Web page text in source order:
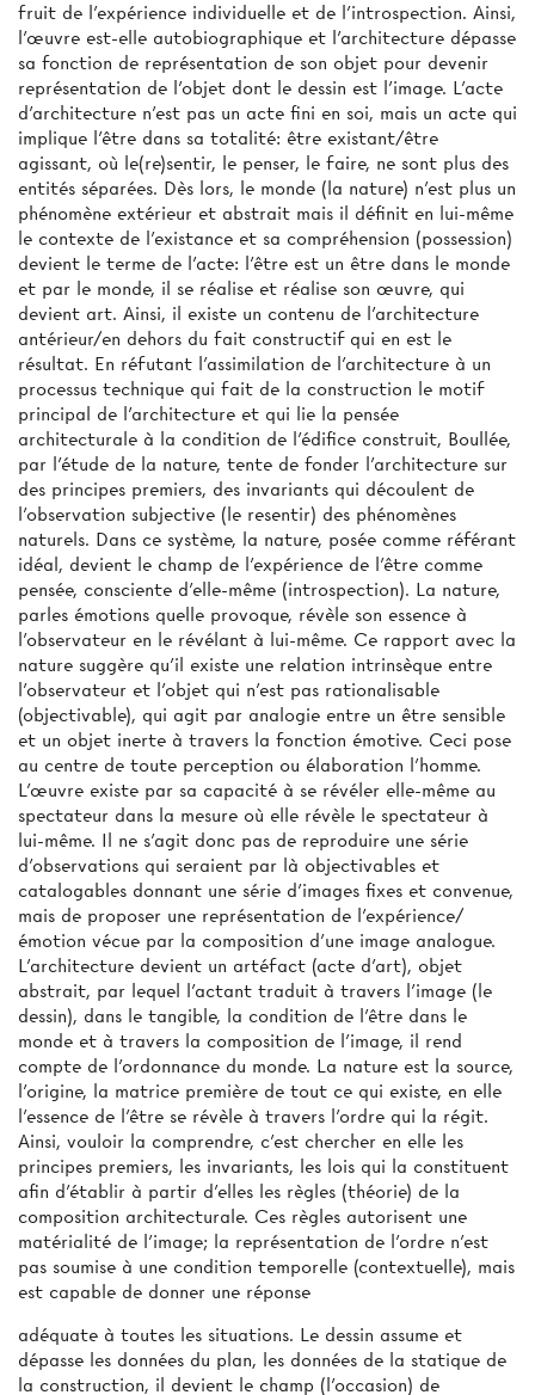
fruit de l'expérience individuelle et de l'introspection. Ainsi,
l'œuvre est-elle autobiographique et l'architecture dépasse
sa fonction de représentation de son objet pour devenir
représentation de l'objet dont le dessin est l'image. L'acte
d’architecture n'est pas un acte fini en soi, mais un acte qui
implique l'être dans sa totalité: être existant/être
agissant, où le(re)sentir, le penser, le faire, ne sont plus des
entités séparées. Dès lors, le monde (la nature) n'est plus un
phénomène extérieur et abstrait mais il définit en lui-même
le contexte de l'existance et sa compréhension (possession)
devient le terme de l'acte: l'être est un être dans le monde
et par le monde, il se réalise et réalise son œuvre, qui
devient art. Ainsi, il existe un contenu de l'architecture
antérieur/en dehors du fait constructif qui en est le
résultat. En réfutant l'assimilation de l'architecture à un
processus technique qui fait de la construction le motif
principal de l'architecture et qui lie la pensée
architecturale à la condition de l'édifice construit, Boullée,
par l'étude de la nature, tente de fonder l'architecture sur
des principes premiers, des invariants qui découlent de
l'observation subjective (le resentir) des phénomènes
naturels. Dans ce système, la nature, posée comme référant
idéal, devient le champ de l'expérience de l'être comme
pensée, consciente d'elle-même (introspection). La nature,
parles émotions quelle provoque, révèle son essence à
l'observateur en le révélant à lui-même. Ce rapport avec la
nature suggère qu'il existe une relation intrinsèque entre
l'observateur et l'objet qui n'est pas rationalisable
(objectivable), qui agit par analogie entre un être sensible
et un objet inerte à travers la fonction émotive. Ceci pose
au centre de toute perception ou élaboration l'homme.
L'œuvre existe par sa capacité à se révéler elle-même au
spectateur dans la mesure où elle révèle le spectateur à
lui-même. Il ne s’agit donc pas de reproduire une série
d'observations qui seraient par là objectivables et
catalogables donnant une série d'images fixes et convenue,
mais de proposer une représentation de l'expérience/
émotion vécue par la composition d'une image analogue.
L'architecture devient un artéfact (acte d’art), objet
abstrait, par lequel l'actant traduit à travers l'image (le
dessin), dans le tangible, la condition de l'être dans le
monde et à travers la composition de l'image, il rend
compte de l'ordonnance du monde. La nature est la source,
l’origine, la matrice première de tout ce qui existe, en elle
l'essence de l'être se révèle à travers l'ordre qui la régit.
Ainsi, vouloir la comprendre, c'est chercher en elle les
principes premiers, les invariants, les lois qui la constituent
afin d'établir à partir d'elles les règles (théorie) de la
composition architecturale. Ces règles autorisent une
matérialité de l'image; la représentation de l'ordre n'est
pas soumise à une condition temporelle (contextuelle), mais
est capable de donner une réponse
adéquate à toutes les situations. Le dessin assume et
dépasse les données du plan, les données de la statique de
la construction, il devient le champ (l'occasion) de